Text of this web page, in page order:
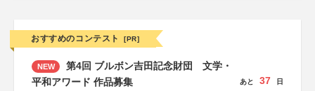
おすすめのコンテスト [PR]
NEW
第4回 ブルボン吉田記念財団 文学・
平和アワード 作品募集
あと 37 日